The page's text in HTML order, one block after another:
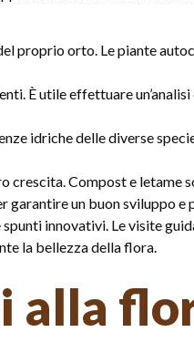
proprio orto. Le piante
È utile effettuare
idriche delle diverse
Compost e letame
garantire un buon sviluppo e
innovativi. Le visite
la bellezza della flora.
alla